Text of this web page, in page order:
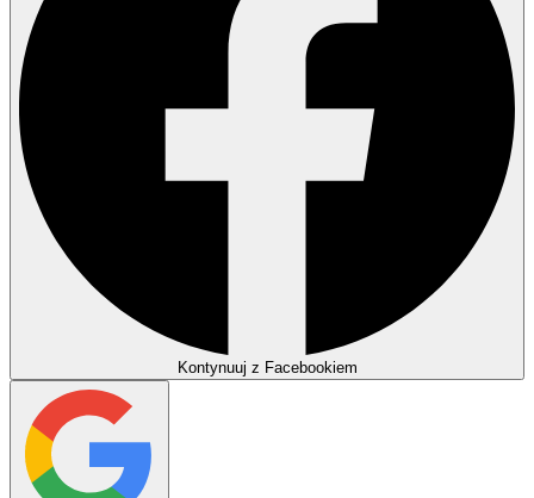
Kontynuuj z Facebookiem